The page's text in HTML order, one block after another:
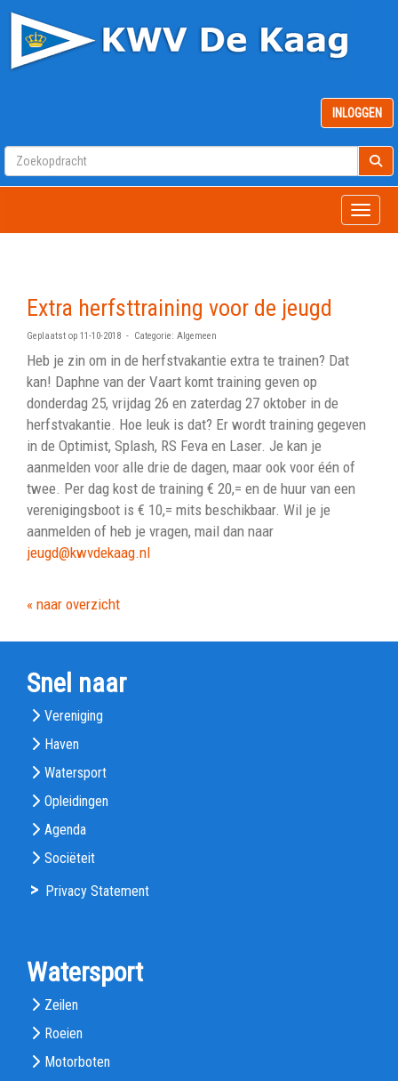
INLOGGEN
Extra herfsttraining voor de jeugd
Geplaatst op 11-10-2018 - Categorie: Algemeen
Heb je zin om in de herfstvakantie extra te trainen? Dat
kan! Daphne van der Vaart komt training geven op
donderdag 25, vrijdag 26 en zaterdag 27 oktober in de
herfstvakantie. Hoe leuk is dat? Er wordt training gegeven
in de Optimist, Splash, RS Feva en Laser. Je kan je
aanmelden voor alle drie de dagen, maar ook voor één of
twee. Per dag kost de training € 20,= en de huur van een
verenigingsboot is € 10,= mits beschikbaar. Wil je je
aanmelden of heb je vragen, mail dan naar
dguej@kwvdekaag.nl
« naar overzicht
Snel naar
Vereniging
Haven
Watersport
Opleidingen
Agenda
Sociëteit
> Privacy Statement
Watersport
Zeilen
Roeien
Motorboten